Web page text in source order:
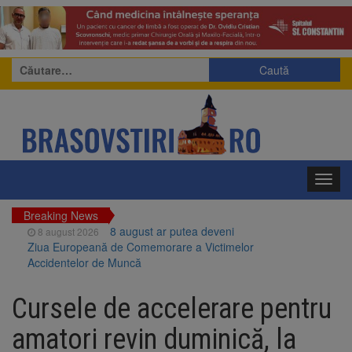
Caută
după:
Breaking News
8 august 2026
8 august ar putea deveni
Ziua Europeană de Comemorare a Victimelor
Accidentelor de Muncă
fostului complex Duplex 91, de lângă Piața
Star
8 august 2026
Ungaria renunță la apelul
pentru reducerea consumului de energie.
Cursele de accelerare pentru
amatori revin duminică, la